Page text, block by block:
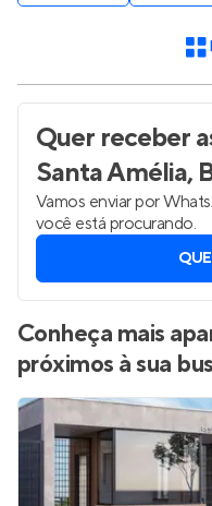
Quer receber
Santa Amélia,
Vamos enviar por
você está procurando.
Conheça mais
próximos à sua